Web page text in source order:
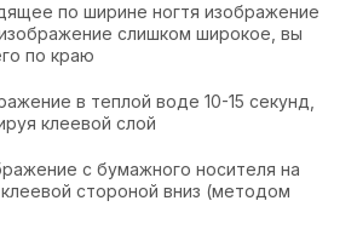
по ширине ногтя изображение
слишком широкое, вы
по краю
в теплой воде 10-15 секунд,
клеевой слой
с бумажного носителя на
стороной вниз (методом